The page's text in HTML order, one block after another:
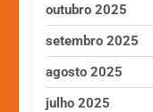
outubro 2025
setembro 2025
agosto 2025
julho 2025